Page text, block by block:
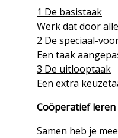
1 De basistaak
Werk dat door
2 De speciaal-
Een taak
3 De uitlooptaak
Een extra
Coöperatief leren
Samen heb je